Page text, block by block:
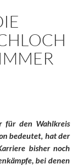
für den Wahlkreis
bedeutet, hat der
bisher noch
bei denen